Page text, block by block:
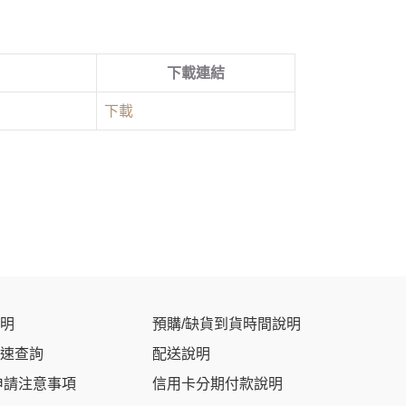
下載連結
下載
查詢
注意事項
預購/缺貨到貨時間說明
配送說明
信用卡分期付款說明